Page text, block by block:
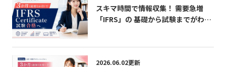
スキマ時間で情報収集！ 需要急増
「IFRS」の 基礎から試験までがわか
2026.06.02更新